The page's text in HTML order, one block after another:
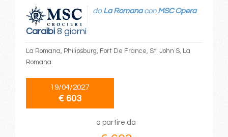
Caraibi8 giorni
da La Romanacon MSC Opera
La Romana, Philipsburg, Fort De France, St. John S, La
Romana
19/04/2027
€ 603
a partire da